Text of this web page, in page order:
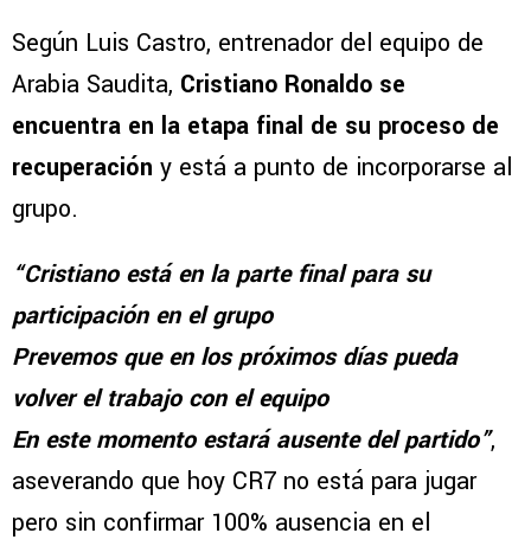
Según Luis Castro, entrenador del equipo de
Arabia Saudita, Cristiano Ronaldo se
encuentra en la etapa final de su proceso de
recuperación y está a punto de incorporarse al
grupo.
“Cristiano está en la parte final para su
participación en el grupo
Prevemos que en los próximos días pueda
volver el trabajo con el equipo
En este momento estará ausente del partido”,
aseverando que hoy CR7 no está para jugar
pero sin confirmar 100% ausencia en el